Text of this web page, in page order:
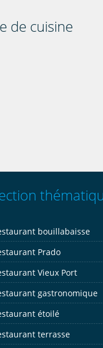
de cuisine
bouillabaisse
Prado
Vieux Port
gastronomique
étoilé
terrasse